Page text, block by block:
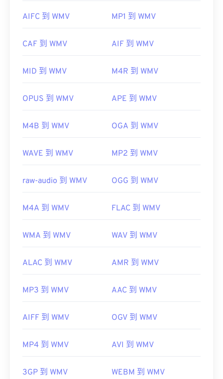
開發者：
實用連結：
https://www.lifewire.com/m2ts-file
WMV 也很容易轉換為其他影片檔案格式。但是，請
HandBrake
初始發佈時間：
相關連結：
https://en.wikipedia.org/wiki/
AIFC 到 WMV MP1 到 WMV
CAF 到 WMV AIF 到 WMV
MID 到 WMV M4R 到 WMV
OPUS 到 WMV APE 到 WMV
M4B 到 WMV OGA 到 WMV
WAVE 到 WMV MP2 到 WMV
raw-audio 到 WMV OGG 到 WMV
M4A 到 WMV FLAC 到 WMV
WMA 到 WMV WAV 到 WMV
ALAC 到 WMV AMR 到 WMV
MP3 到 WMV AAC 到 WMV
AIFF 到 WMV OGV 到 WMV
MP4 到 WMV AVI 到 WMV
3GP 到 WMV WEBM 到 WMV